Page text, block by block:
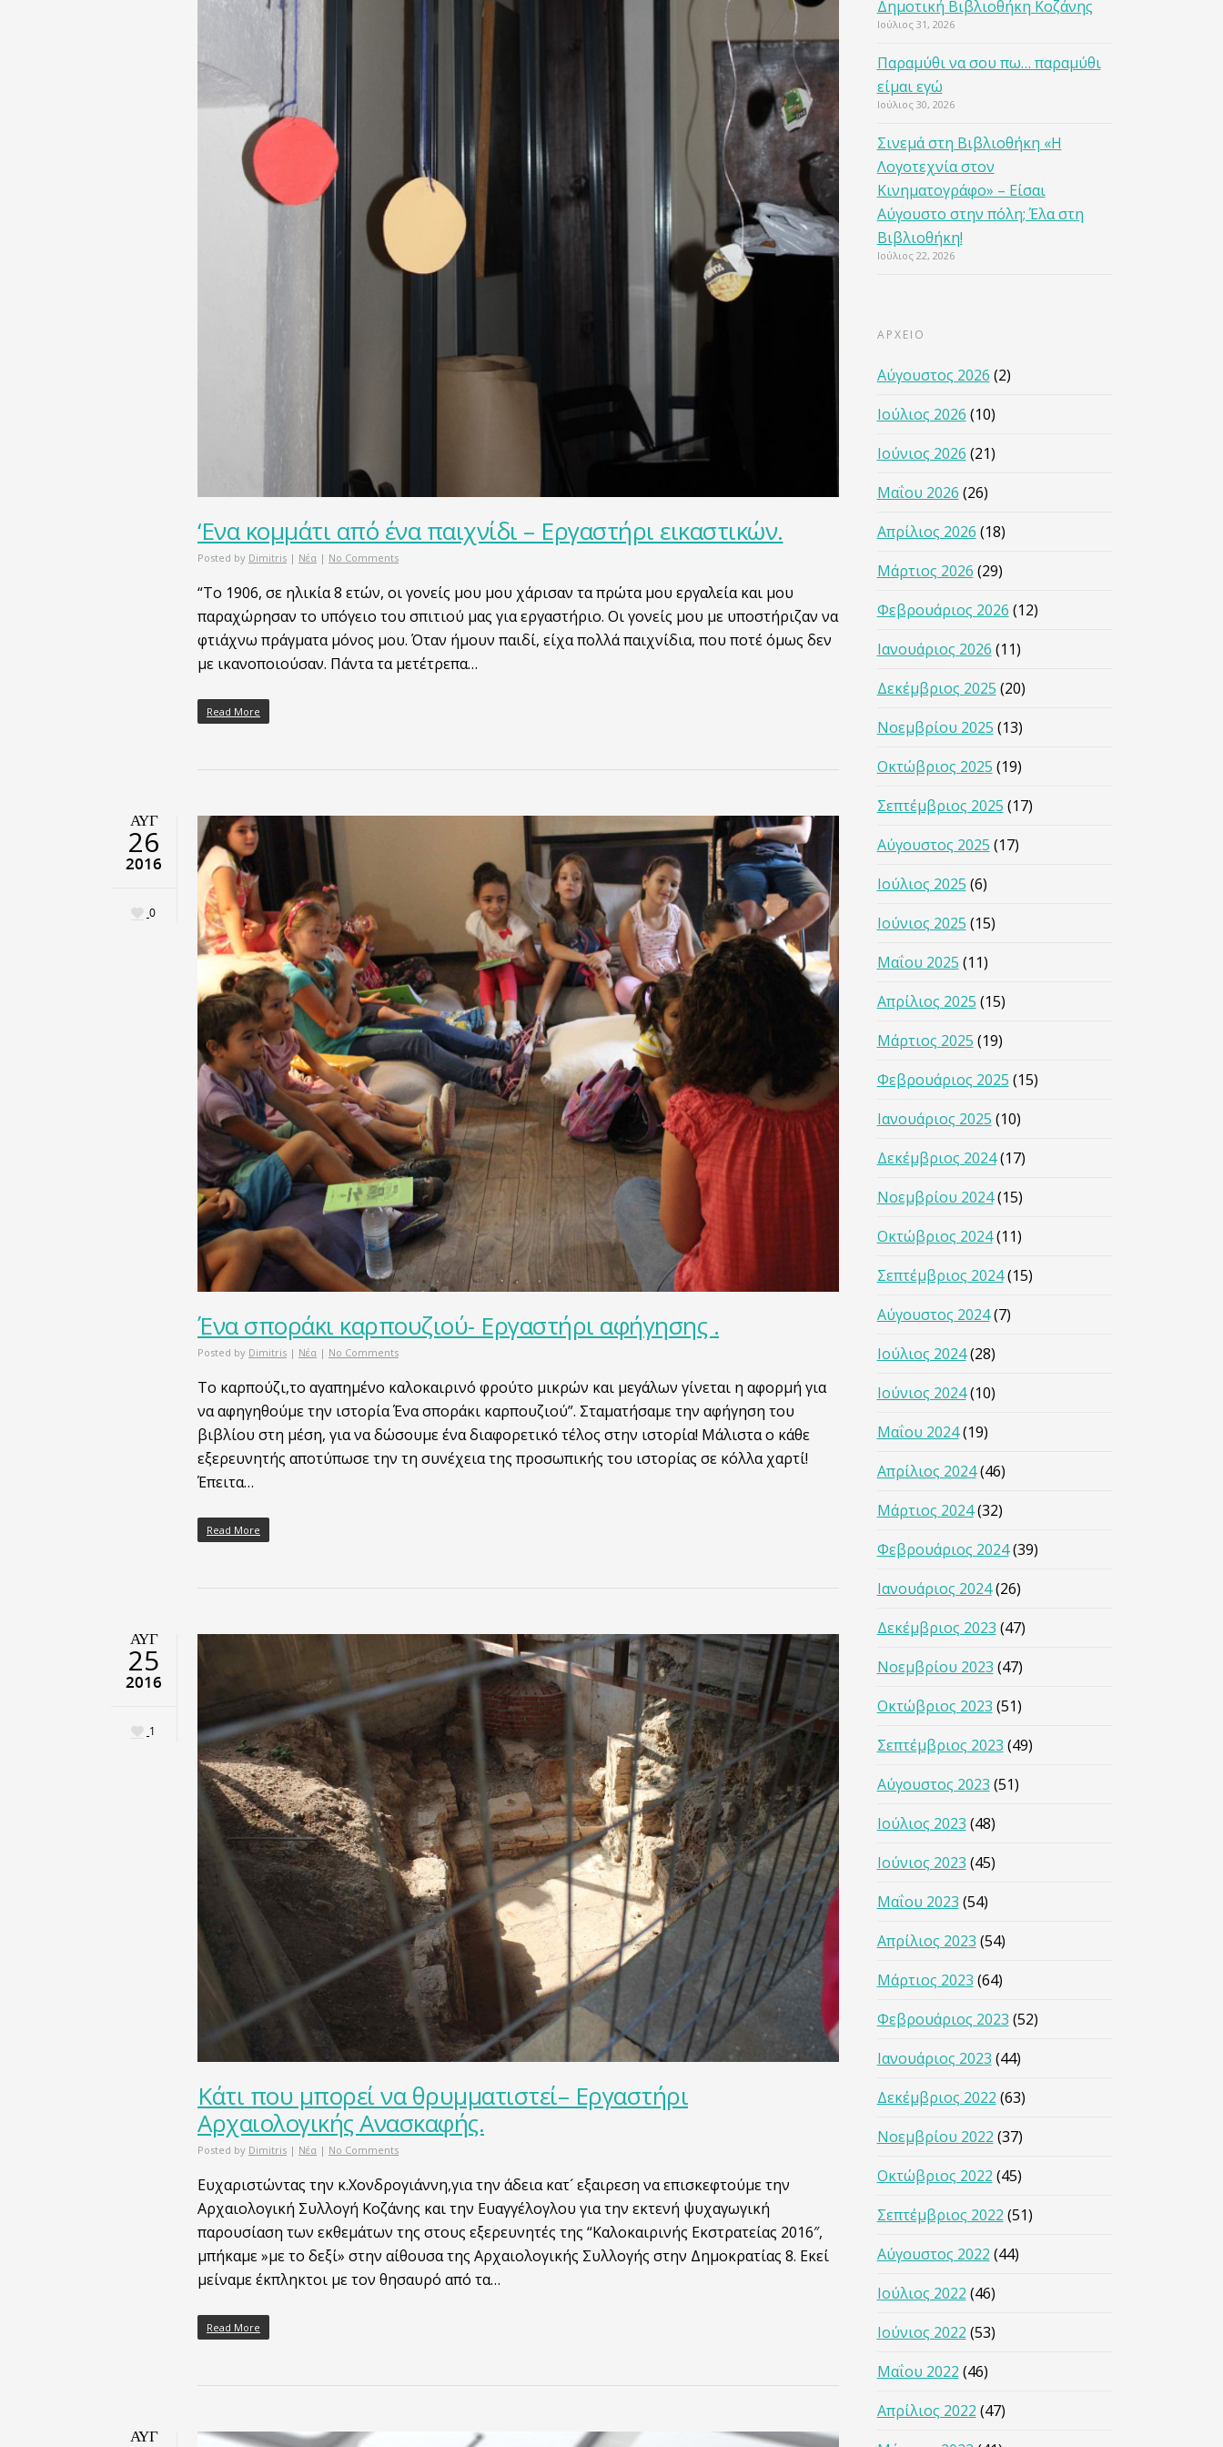
‘Ενα κομμάτι από ένα παιχνίδι – Εργαστήρι εικαστικών.
Posted by Dimitris | Νέα | No Comments
“Το 1906, σε ηλικία 8 ετών, οι γονείς μου μου χάρισαν τα πρώτα μου εργαλεία και μου
παραχώρησαν το υπόγειο του σπιτιού μας για εργαστήριο. Οι γονείς μου με υποστήριζαν να
φτιάχνω πράγματα μόνος μου. Όταν ήμουν παιδί, είχα πολλά παιχνίδια, που ποτέ όμως δεν
με ικανοποιούσαν. Πάντα τα μετέτρεπα…
Read More
ΑΥΓ
26
2016
0
Ένα σποράκι καρπουζιού- Εργαστήρι αφήγησης .
Posted by Dimitris | Νέα | No Comments
Το καρπούζι,το αγαπημένο καλοκαιρινό φρούτο μικρών και μεγάλων γίνεται η αφορμή για
να αφηγηθούμε την ιστορία Ένα σποράκι καρπουζιού”. Σταματήσαμε την αφήγηση του
βιβλίου στη μέση, για να δώσουμε ένα διαφορετικό τέλος στην ιστορία! Μάλιστα ο κάθε
εξερευνητής αποτύπωσε την τη συνέχεια της προσωπικής του ιστορίας σε κόλλα χαρτί!
Έπειτα…
Read More
ΑΥΓ
25
2016
1
Κάτι που μπορεί να θρυμματιστεί– Εργαστήρι
Αρχαιολογικής Ανασκαφής.
Posted by Dimitris | Νέα | No Comments
Ευχαριστώντας την κ.Χονδρογιάννη,για την άδεια κατ´ εξαιρεση να επισκεφτούμε την
Αρχαιολογική Συλλογή Κοζάνης και την Ευαγγέλογλου για την εκτενή ψυχαγωγική
παρουσίαση των εκθεμάτων της στους εξερευνητές της “Καλοκαιρινής Εκστρατείας 2016″,
μπήκαμε »με το δεξί» στην αίθουσα της Αρχαιολογικής Συλλογής στην Δημοκρατίας 8. Εκεί
μείναμε έκπληκτοι με τον θησαυρό από τα…
Read More
ΑΥΓ
Δημοτική Βιβλιοθήκη Κοζάνης
Ιούλιος 31, 2026
Παραμύθι να σου πω… παραμύθι
είμαι εγώ
Ιούλιος 30, 2026
Σινεμά στη Βιβλιοθήκη «Η
Λογοτεχνία στον
Κινηματογράφο» – Είσαι
Αύγουστο στην πόλη; Έλα στη
Βιβλιοθήκη!
Ιούλιος 22, 2026
ΑΡΧΕΙΟ
Αύγουστος 2026 (2)
Ιούλιος 2026 (10)
Ιούνιος 2026 (21)
Μαΐου 2026 (26)
Απρίλιος 2026 (18)
Μάρτιος 2026 (29)
Φεβρουάριος 2026 (12)
Ιανουάριος 2026 (11)
Δεκέμβριος 2025 (20)
Νοεμβρίου 2025 (13)
Οκτώβριος 2025 (19)
Σεπτέμβριος 2025 (17)
Αύγουστος 2025 (17)
Ιούλιος 2025 (6)
Ιούνιος 2025 (15)
Μαΐου 2025 (11)
Απρίλιος 2025 (15)
Μάρτιος 2025 (19)
Φεβρουάριος 2025 (15)
Ιανουάριος 2025 (10)
Δεκέμβριος 2024(17)
Νοεμβρίου 2024(15)
Οκτώβριος 2024(11)
Σεπτέμβριος 2024(15)
Αύγουστος 2024(7)
Ιούλιος 2024(28)
Ιούνιος 2024(10)
Μαΐου 2024(19)
Απρίλιος 2024(46)
Μάρτιος 2024(32)
Φεβρουάριος 2024(39)
Ιανουάριος 2024(26)
Δεκέμβριος 2023 (47)
Νοεμβρίου 2023 (47)
Οκτώβριος 2023 (51)
Σεπτέμβριος 2023 (49)
Αύγουστος 2023 (51)
Ιούλιος 2023 (48)
Ιούνιος 2023 (45)
Μαΐου 2023 (54)
Απρίλιος 2023 (54)
Μάρτιος 2023 (64)
Φεβρουάριος 2023 (52)
Ιανουάριος 2023 (44)
Δεκέμβριος 2022 (63)
Νοεμβρίου 2022 (37)
Οκτώβριος 2022 (45)
Σεπτέμβριος 2022 (51)
Αύγουστος 2022 (44)
Ιούλιος 2022 (46)
Ιούνιος 2022 (53)
Μαΐου 2022 (46)
Απρίλιος 2022 (47)